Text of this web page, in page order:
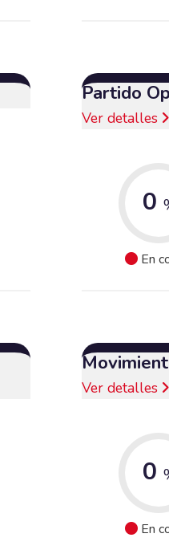
Partido
Ver detalles
0
En
Ver detalles
0
En